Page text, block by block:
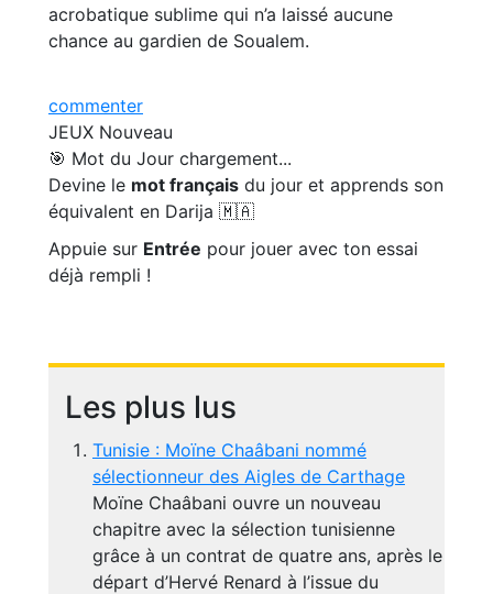
acrobatique sublime qui n’a laissé aucune
chance au gardien de Soualem.
commenter
JEUX Nouveau
🎯 Mot du Jour chargement...
Devine le mot français du jour et apprends son
équivalent en Darija 🇲🇦
Appuie sur Entrée pour jouer avec ton essai
déjà rempli !
Les plus lus
Tunisie : Moïne Chaâbani nommé
sélectionneur des Aigles de Carthage
Moïne Chaâbani ouvre un nouveau
chapitre avec la sélection tunisienne
grâce à un contrat de quatre ans, après le
départ d’Hervé Renard à l’issue du